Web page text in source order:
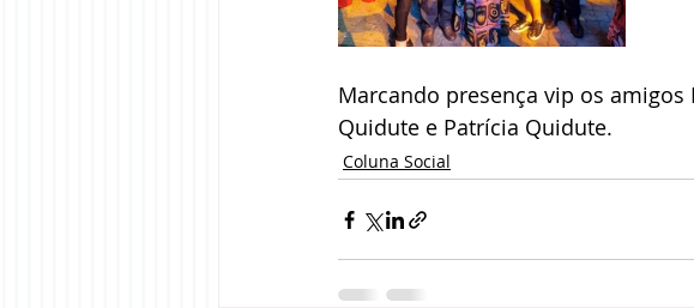
Marcando presença vip os amigos
Quidute e Patrícia Quidute.
Coluna Social